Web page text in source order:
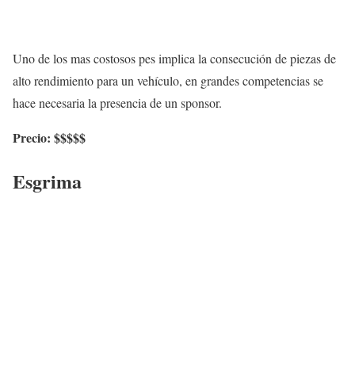
Uno de los mas costosos pes implica la consecución de piezas de
alto rendimiento para un vehículo, en grandes competencias se
hace necesaria la presencia de un sponsor.
Precio: $$$$$
Esgrima